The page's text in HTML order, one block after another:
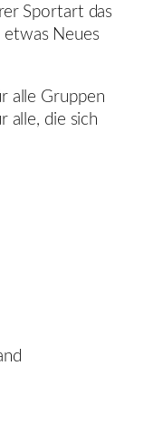
Sportart das
etwas Neues
alle Gruppen
alle, die sich